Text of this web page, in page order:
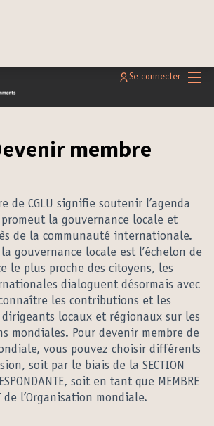
Se connecter
membre
de CGLU signifie soutenir l’agenda
la gouvernance locale et
de la communauté internationale.
gouvernance locale est l’échelon de
le plus proche des citoyens, les
dialoguent désormais avec
connaître les contributions et les
dirigeants locaux et régionaux sur les
mondiales. Pour devenir membre de
vous pouvez choisir différents
soit par le biais de la SECTION
soit en tant que MEMBRE
de l’Organisation mondiale.